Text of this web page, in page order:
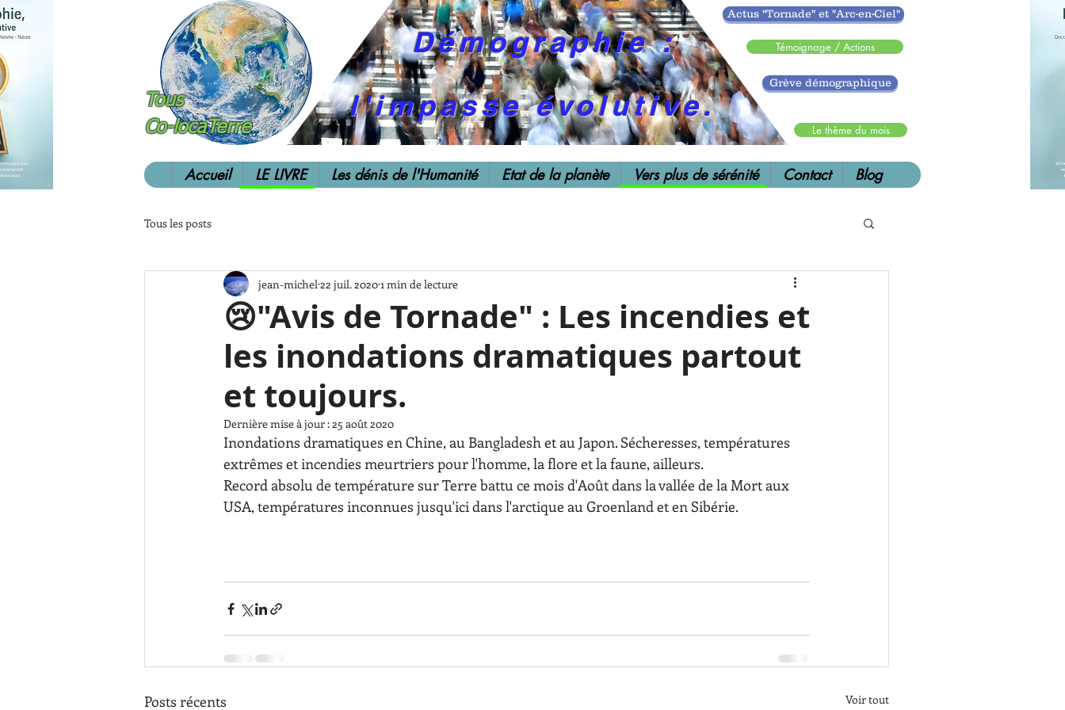
Démographie :
l'impasse évolutive.
Témoignage / Actions
Grève démographique
Actus "Tornade" et "Arc-en-Ciel"
Le thème du mois
Tous
Co-locaTerre
Accueil LE LIVRE Les dénis de l'Humanité Etat de la planète Vers plus de sérénité Contact Blog
Tous les posts
😢"Avis de Tornade" : Les incendies et
les inondations dramatiques partout
et toujours.
jean-michel 22 juil. 20201 min de lecture
Dernière mise à jour :25 août 2020
Inondations dramatiques en Chine, au Bangladesh et au Japon. Sécheresses, températures
extrêmes et incendies meurtriers pour l'homme, la flore et la faune, ailleurs.
Record absolu de température sur Terre battu ce mois d'Août dans la vallée de la Mort aux
USA, températures inconnues jusqu'ici dans l'arctique au Groenland et en Sibérie.
Posts récents Voir tout